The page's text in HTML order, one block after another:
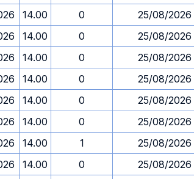
14.00 0
25/08/2026
14.00 0
25/08/2026
14.00 0
25/08/2026
14.00 0
25/08/2026
14.00 0
25/08/2026
14.00 0
25/08/2026
14.00 1
25/08/2026
14.00 0
25/08/2026